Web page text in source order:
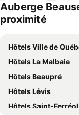
Auberge
proximité
Hôtels Ville de
Hôtels La Malbaie
Hôtels Beaupré
Hôtels Lévis
Hôtels Saint-Ferréol-